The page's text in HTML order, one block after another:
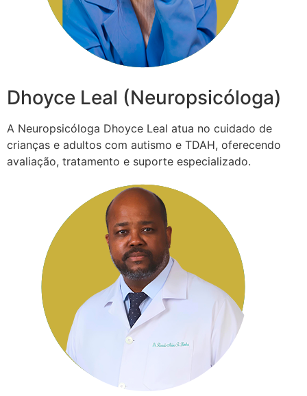
Dhoyce Leal (Neuropsicóloga)
A Neuropsicóloga Dhoyce Leal atua no cuidado de
crianças e adultos com autismo e TDAH, oferecendo
avaliação, tratamento e suporte especializado.